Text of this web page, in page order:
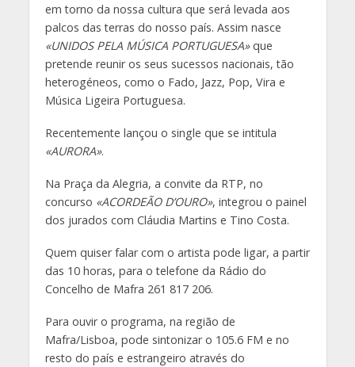
em torno da nossa cultura que será levada aos
palcos das terras do nosso país. Assim nasce
«UNIDOS PELA MÚSICA PORTUGUESA»que
pretende reunir os seus sucessos nacionais, tão
heterogéneos, como o Fado, Jazz, Pop, Vira e
Música Ligeira Portuguesa.
Recentemente lançou o single que se intitula
«AURORA».
Na Praça da Alegria, a convite da RTP, no
concurso «ACORDEÃO D’OURO», integrou o painel
dos jurados com Cláudia Martins e Tino Costa.
Quem quiser falar com o artista pode ligar, a partir
das 10 horas, para o telefone da Rádio do
Concelho de Mafra 261 817 206.
Para ouvir o programa, na região de
Mafra/Lisboa, pode sintonizar o 105.6 FM e no
resto do país e estrangeiro através do